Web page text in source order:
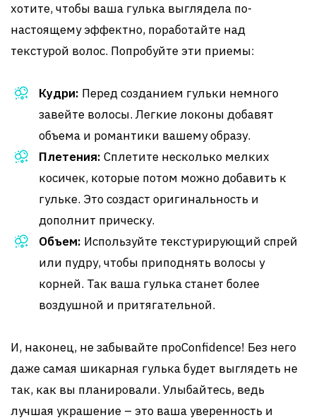
хотите, чтобы ваша гулька выглядела по-
настоящему эффектно, поработайте над
текстурой волос. Попробуйте эти приемы:
Кудри: Перед созданием гульки немного
завейте волосы. Легкие локоны добавят
объема и романтики вашему образу.
Плетения: Сплетите несколько мелких
косичек, которые потом можно добавить к
гульке. Это создаст оригинальность и
дополнит прическу.
Объем: Используйте текстурирующий спрей
или пудру, чтобы приподнять волосы у
корней. Так ваша гулька станет более
воздушной и притягательной.
И, наконец, не забывайте проConfidence! Без него
даже самая шикарная гулька будет выглядеть не
так, как вы планировали. Улыбайтесь, ведь
лучшая украшение – это ваша уверенность и